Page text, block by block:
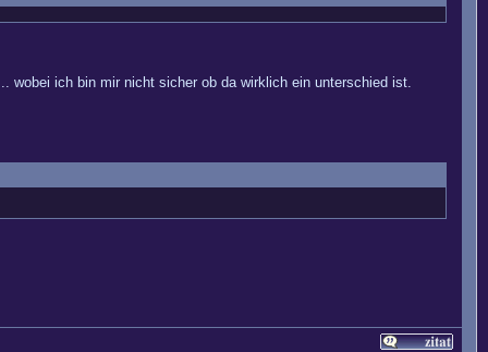
wobei ich bin mir nicht sicher ob da wirklich ein unterschied ist.